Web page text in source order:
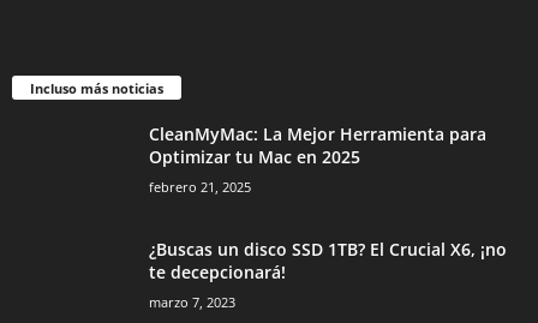
Incluso más noticias
CleanMyMac: La Mejor Herramienta para
Optimizar tu Mac en 2025
febrero 21, 2025
¿Buscas un disco SSD 1TB? El Crucial X6, ¡no
te decepcionará!
marzo 7, 2023